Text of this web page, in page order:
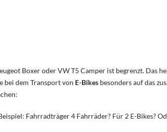
Boxer oder VW T5 Camper ist begrenzt. Das
bei dem Transport von E-Bikes besonders auf das
Fahrradträger 4 Fahrräder? Für 2 E-Bikes?